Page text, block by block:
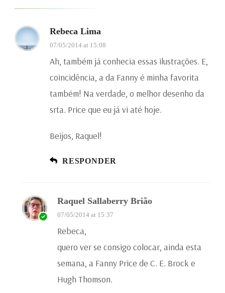
Rebeca Lima
07/05/2014 at 15:08
Ah, também já conhecia essas ilustrações. E,
coincidência, a da Fanny é minha favorita
também! Na verdade, o melhor desenho da
srta. Price que eu já vi até hoje.
Beijos, Raquel!
RESPONDER
Raquel Sallaberry Brião
07/05/2014 at 15:37
Rebeca,
quero ver se consigo colocar, ainda esta
semana, a Fanny Price de C. E. Brock e
Hugh Thomson.